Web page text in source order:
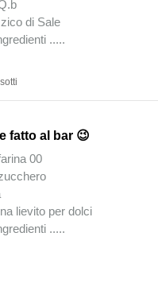
di Sale
.....
fatto al bar 😉
00
lievito per dolci
.....